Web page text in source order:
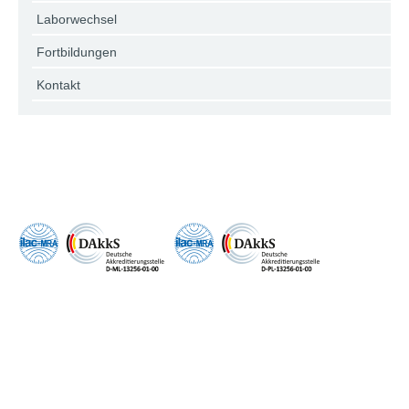
Laborwechsel
Fortbildungen
Kontakt